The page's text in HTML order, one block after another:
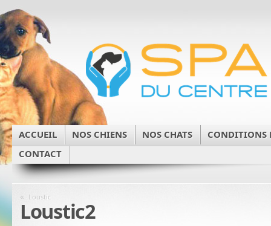
ACCUEIL NOS CHIENS NOS CHATS
CONDITIONS
CONTACT
« Loustic
Loustic2